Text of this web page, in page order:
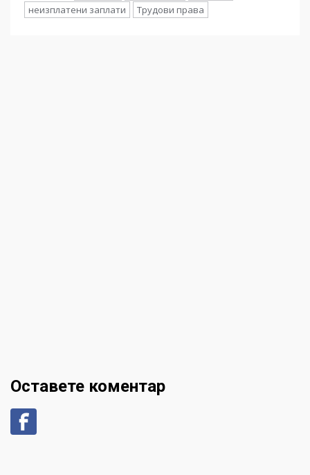
неизплатени заплати
Трудови права
Оставете коментар